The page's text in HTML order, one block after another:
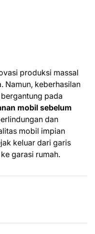
produksi massal
Namun, keberhasilan
pada
mobil sebelum
dan
mobil impian
keluar dari garis
garasi rumah.